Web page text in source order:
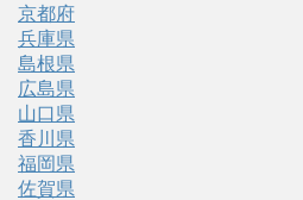
京都府
兵庫県
島根県
広島県
山口県
香川県
福岡県
佐賀県